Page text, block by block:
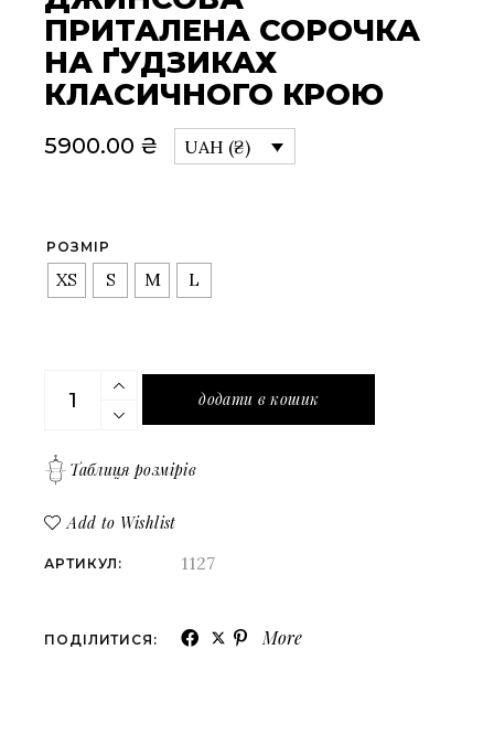
ПРИТАЛЕНА СОРОЧКА
НА ҐУДЗИКАХ
КЛАСИЧНОГО КРОЮ
5900.00 ₴ UAH (₴)
РОЗМІР
XS S M L
Джинсова приталена сорочка на ґудзиках
додати в кошик
Таблиця розмірів
Add to Wishlist
АРТИКУЛ: 1127
ПОДІЛИТИСЯ: More